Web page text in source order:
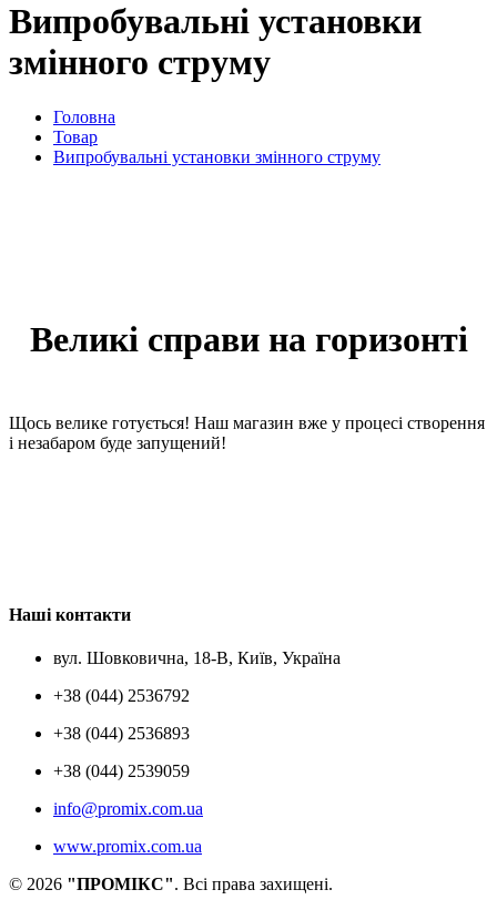
Випробувальні установки
змінного струму
Головна
Товар
Випробувальні установки змінного струму
Великі справи на горизонті
Щось велике готується! Наш магазин вже у процесі створення
і незабаром буде запущений!
Наші контакти
вул. Шовковична, 18-В, Київ, Україна
+38 (044) 2536792
+38 (044) 2536893
+38 (044) 2539059
info@promix.com.ua
www.promix.com.ua
© 2026 "ПРОМІКС". Всі права захищені.